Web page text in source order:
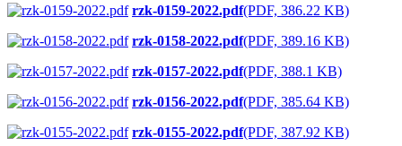
rzk-0159-2022.pdf(PDF, 386.22 KB)
rzk-0158-2022.pdf(PDF, 389.16 KB)
rzk-0157-2022.pdf(PDF, 388.1 KB)
rzk-0156-2022.pdf(PDF, 385.64 KB)
rzk-0155-2022.pdf(PDF, 387.92 KB)